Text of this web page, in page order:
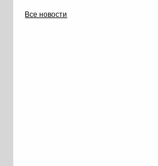
Все новости